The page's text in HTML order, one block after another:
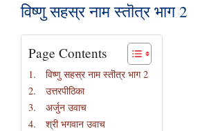
विष्णु सहस्र नाम स्तॊत्र भाग 2
Page Contents
विष्णु सहस्र नाम स्तॊत्र भाग 2
उत्तरपीठिका
अर्जुन उवाच
श्री भगवान उवाच